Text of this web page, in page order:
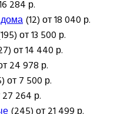
284 р.
(12) от 18 040 р.
от 13 500 р.
от 14 440 р.
24 978 р.
от 7 500 р.
27 264 р.